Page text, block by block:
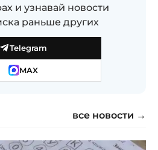
и узнавай новости
раньше других
Telegram
MAX
все новости →